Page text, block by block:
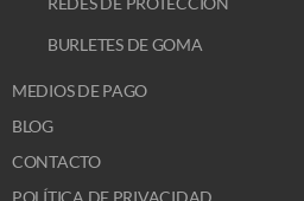
BURLETES DE GOMA
MEDIOS DE PAGO
BLOG
CONTACTO
POLÍTICA DE PRIVACIDAD